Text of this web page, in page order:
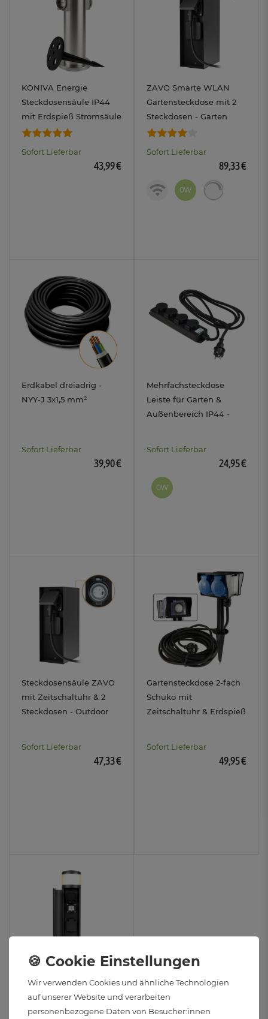
KONIVA Energie
Steckdosensäule IP44
mit Erdspieß Stromsäule
aus Edelstahl für Garten
Sofort Lieferbar
43,99 €
ZAVO Smarte WLAN
Gartensteckdose mit 2
Steckdosen - Garten
Stromversorgung IP44
Sofort Lieferbar
89,33 €
0W
Erdkabel dreiadrig -
NYY-J 3x1,5 mm²
Sofort Lieferbar
39,90 €
Mehrfachsteckdose
Leiste für Garten &
Außenbereich IP44 -
Sofort Lieferbar
24,95 €
0W
Steckdosensäule ZAVO
mit Zeitschaltuhr & 2
Steckdosen - Outdoor
Sofort Lieferbar
47,33 €
Gartensteckdose 2-fach
Schuko mit
Zeitschaltuhr & Erdspieß
Sofort Lieferbar
49,95 €
PALISO Design Garten
Lichtsäule mit 2
Steckdosen und G9 LED
Wir verwenden Cookies und ähnliche Technologien
auf unserer Website und verarbeiten
personenbezogene Daten von Besucher:innen